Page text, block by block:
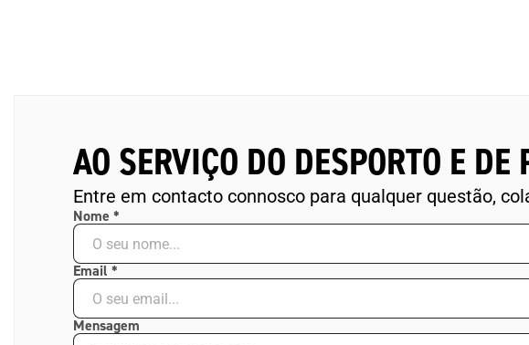
AO SERVIÇO DO DESPORTO E DE
Entre em contacto connosco para qualquer questão,
Nome
Email
Mensagem